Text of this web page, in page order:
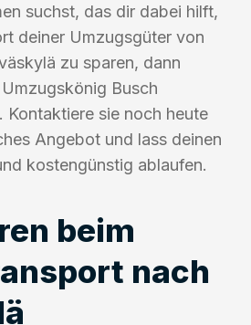
suchst, das dir dabei hilft,
deiner Umzugsgüter von
zu sparen, dann
Busch
Kontaktiere sie noch heute
Angebot und lass deinen
kostengünstig ablaufen.
beim
nach